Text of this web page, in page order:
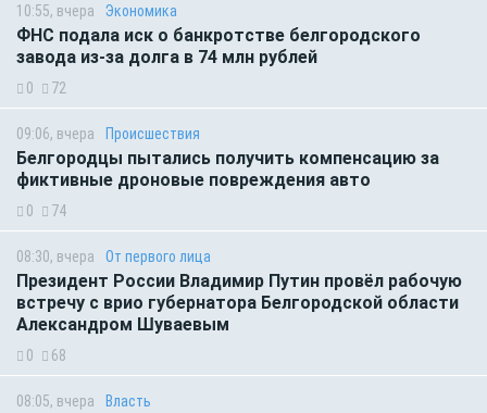
10:55, вчера Экономика
ФНС подала иск о банкротстве белгородского
завода из-за долга в 74 млн рублей
0 72
09:06, вчера Происшествия
Белгородцы пытались получить компенсацию за
фиктивные дроновые повреждения авто
0 74
08:30, вчера От первого лица
Президент России Владимир Путин провёл рабочую
встречу с врио губернатора Белгородской области
Александром Шуваевым
0 68
08:05, вчера Власть